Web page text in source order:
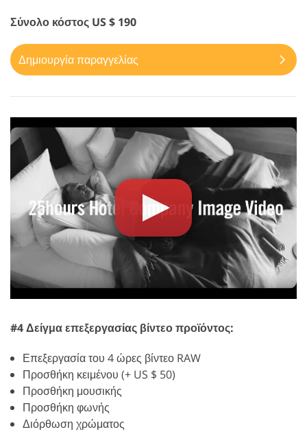
Σύνολο κόστος US $ 190
Δημιουργία παραγγελίας
#4 Δείγμα επεξεργασίας βίντεο προϊόντος:
Επεξεργασία του 4 ώρες βίντεο RAW
Προσθήκη κειμένου (+ US $ 50)
Προσθήκη μουσικής
Προσθήκη φωνής
Διόρθωση χρώματος